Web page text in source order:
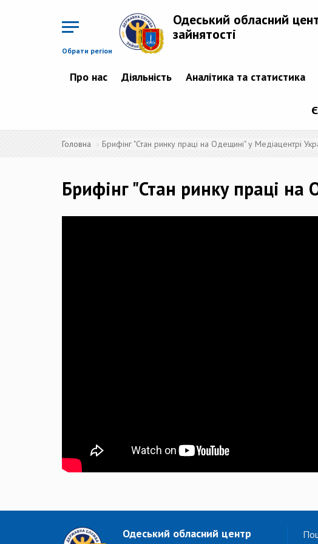
Обрати регіон
Одеський обласний
зайнятості
Про нас Діяльність Аналітика та статистика
Головна Брифінг "Стан ринку праці на Одещині" у Медіацентрі
Брифінг "Стан ринку праці на
Одеський обласний центр